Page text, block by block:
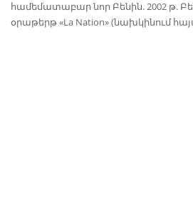
համեմատաբար նոր Բենին. 2002 թ.
օրաթերթ «La Nation» (նախկինում